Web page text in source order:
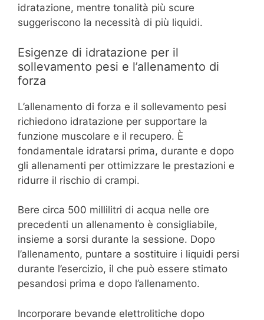
idratazione, mentre tonalità più scure
suggeriscono la necessità di più liquidi.
Esigenze di idratazione per il
sollevamento pesi e l’allenamento di
forza
L’allenamento di forza e il sollevamento pesi
richiedono idratazione per supportare la
funzione muscolare e il recupero. È
fondamentale idratarsi prima, durante e dopo
gli allenamenti per ottimizzare le prestazioni e
ridurre il rischio di crampi.
Bere circa 500 millilitri di acqua nelle ore
precedenti un allenamento è consigliabile,
insieme a sorsi durante la sessione. Dopo
l’allenamento, puntare a sostituire i liquidi persi
durante l’esercizio, il che può essere stimato
pesandosi prima e dopo l’allenamento.
Incorporare bevande elettrolitiche dopo